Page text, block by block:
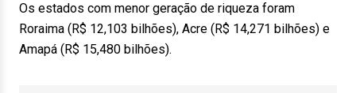
Os estados com menor geração de riqueza foram
Roraima (R$ 12,103 bilhões), Acre (R$ 14,271 bilhões) e
Amapá (R$ 15,480 bilhões).